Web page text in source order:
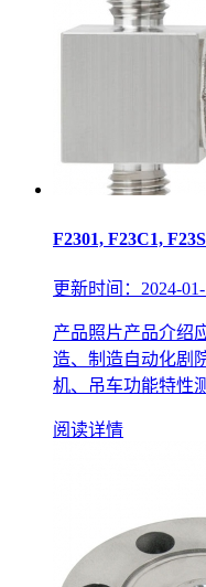
F2301, F23C1,
更新时间：2024-
产品照片产品介绍
造、制造自动化剧
机、吊车功能特性
阅读详情